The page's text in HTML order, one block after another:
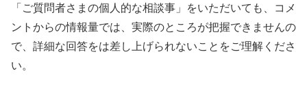
「ご質問者さまの個人的な相談事」をいただいても、コメ
ントからの情報量では、実際のところが把握できませんの
で、詳細な回答をは差し上げられないことをご理解くださ
い。